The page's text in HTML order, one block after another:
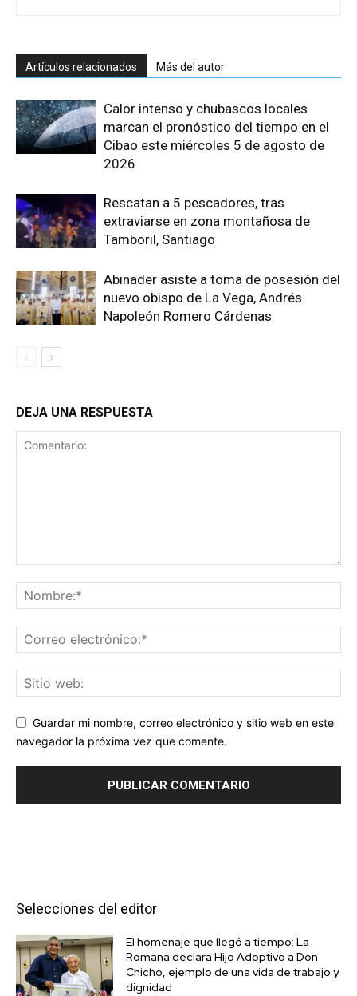
Artículos relacionados Más del autor
Calor intenso y chubascos locales
marcan el pronóstico del tiempo en el
Cibao este miércoles 5 de agosto de
2026
Rescatan a 5 pescadores, tras
extraviarse en zona montañosa de
Tamboril, Santiago
Abinader asiste a toma de posesión del
nuevo obispo de La Vega, Andrés
Napoleón Romero Cárdenas
DEJA UNA RESPUESTA
Guardar mi nombre, correo electrónico y sitio web en este
navegador la próxima vez que comente.
Selecciones del editor
El homenaje que llegó a tiempo: La
Romana declara Hijo Adoptivo a Don
Chicho, ejemplo de una vida de trabajo y
dignidad